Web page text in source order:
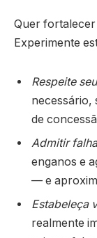
Quer fortalecer
Experimente
Respeite
necessário,
de
Admitir
enganos e
— e
Estabeleça
realmente